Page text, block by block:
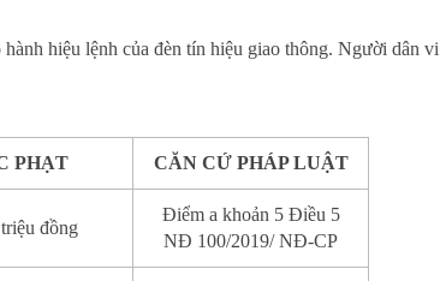
hiệu lệnh của đèn tín hiệu giao thông. Người dân vi
PHẠT CĂNCỨ PHÁP LUẬT
đồng
Điểm a khoản 5 Điều 5
NĐ 100/2019/ NĐ-CP